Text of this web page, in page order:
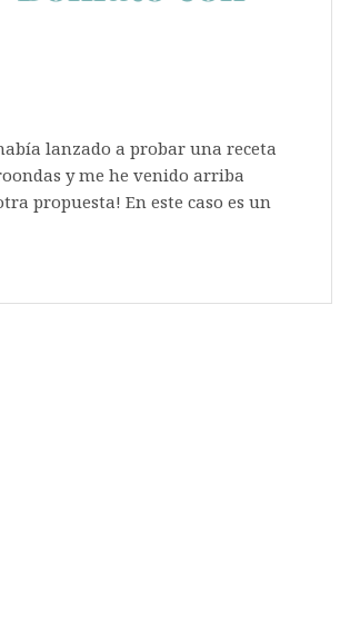
lanzado a probar una receta
y me he venido arriba
propuesta! En este caso es un